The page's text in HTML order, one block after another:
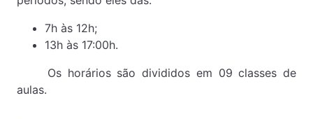
7h às 12h;
13h às 17:00h.
Os horários são divididos em 09 classes de
aulas.